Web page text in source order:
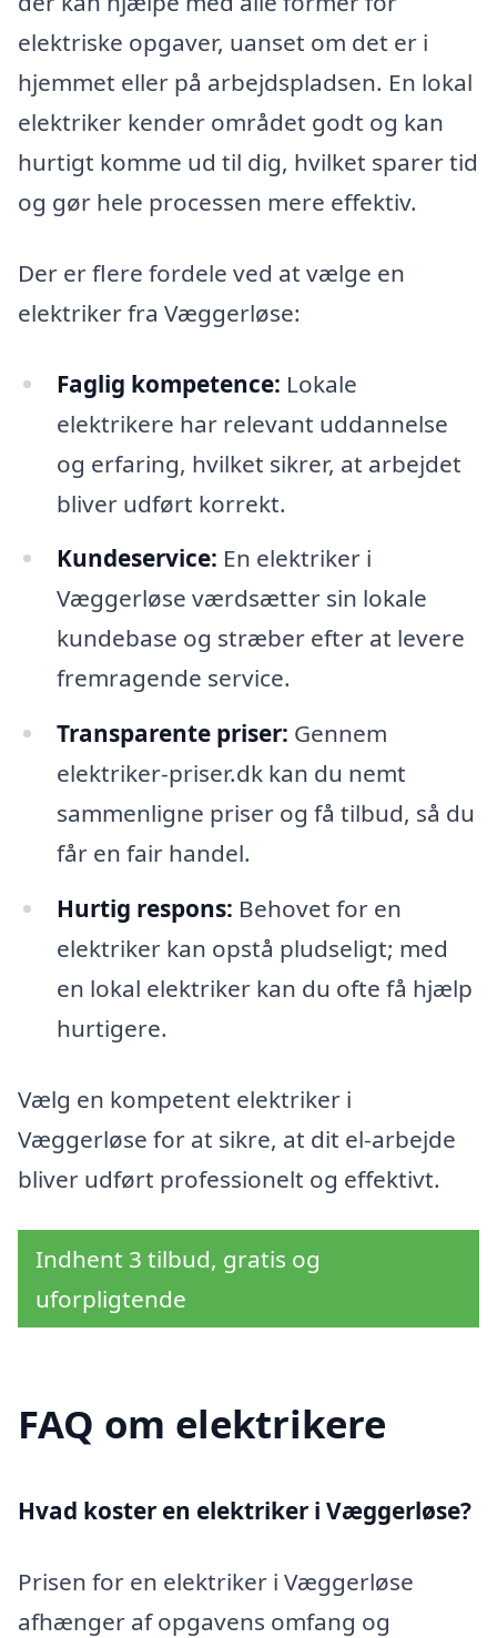
elektriske opgaver, uanset om det er i
hjemmet eller på arbejdspladsen. En lokal
elektriker kender området godt og kan
hurtigt komme ud til dig, hvilket sparer tid
og gør hele processen mere effektiv.
Der er flere fordele ved at vælge en
elektriker fra Væggerløse:
Faglig kompetence: Lokale
elektrikere har relevant uddannelse
og erfaring, hvilket sikrer, at arbejdet
bliver udført korrekt.
Kundeservice: En elektriker i
Væggerløse værdsætter sin lokale
kundebase og stræber efter at levere
fremragende service.
Transparente priser: Gennem
elektriker-priser.dk kan du nemt
sammenligne priser og få tilbud, så du
får en fair handel.
Hurtig respons: Behovet for en
elektriker kan opstå pludseligt; med
en lokal elektriker kan du ofte få hjælp
hurtigere.
Vælg en kompetent elektriker i
Væggerløse for at sikre, at dit el-arbejde
bliver udført professionelt og effektivt.
Indhent 3 tilbud, gratis og
uforpligtende
FAQ om elektrikere
Hvad koster en elektriker i Væggerløse?
Prisen for en elektriker i Væggerløse
afhænger af opgavens omfang og